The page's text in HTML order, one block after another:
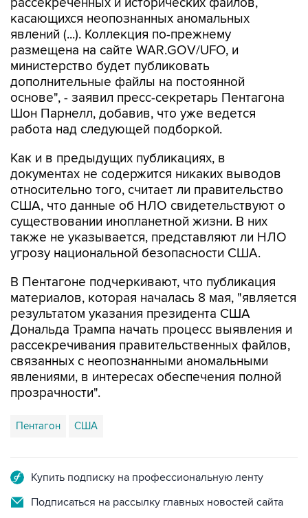
рассекреченных и исторических файлов,
касающихся неопознанных аномальных
явлений (...). Коллекция по-прежнему
размещена на сайте WAR.GOV/UFO, и
министерство будет публиковать
дополнительные файлы на постоянной
основе", - заявил пресс-секретарь Пентагона
Шон Парнелл, добавив, что уже ведется
работа над следующей подборкой.
Как и в предыдущих публикациях, в
документах не содержится никаких выводов
относительно того, считает ли правительство
США, что данные об НЛО свидетельствуют о
существовании инопланетной жизни. В них
также не указывается, представляют ли НЛО
угрозу национальной безопасности США.
В Пентагоне подчеркивают, что публикация
материалов, которая началась 8 мая, "является
результатом указания президента США
Дональда Трампа начать процесс выявления и
рассекречивания правительственных файлов,
связанных с неопознанными аномальными
явлениями, в интересах обеспечения полной
прозрачности".
Пентагон США
Купить подписку на профессиональную ленту
Подписаться на рассылку главных новостей сайта